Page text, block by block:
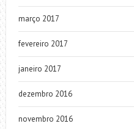
março 2017
fevereiro 2017
janeiro 2017
dezembro 2016
novembro 2016